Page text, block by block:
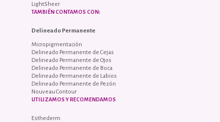
LightSheer
TAMBIÉN CONTAMOS CON:
Delineado Permanente
Micropigmentación
Delineado Permanente de Cejas
Delineado Permanente de Ojos
Delineado Permanente de Boca
Delineado Permanente de Labios
Delineado Permanente de Pezón
Nouveau Contour
UTILIZAMOS Y RECOMENDAMOS
Esthederm